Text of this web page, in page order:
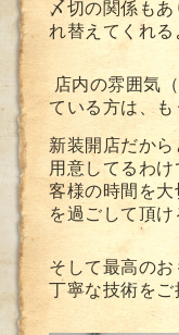
〆切の関係も
れ替えてくれる
店内の雰囲気
ている方は、も
新装開店だか
用意してるわ
客様の時間を大
を過ごして頂け
そして最高のお
丁寧な技術をご